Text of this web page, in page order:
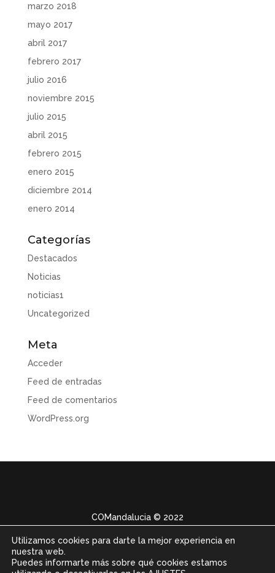
marzo 2018
mayo 2017
abril 2017
febrero 2017
julio 2016
noviembre 2015
julio 2015
abril 2015
febrero 2015
enero 2015
diciembre 2014
enero 2014
Categorías
Destacados
Noticias
noticias1
Uncategorized
Meta
Acceder
Feed de entradas
Feed de comentarios
WordPress.org
COMandalucia © 2022
Utilizamos cookies para darte la mejor experiencia en
nuestra web.
Puedes informarte más sobre qué cookies estamos